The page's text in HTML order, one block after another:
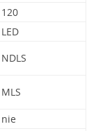
120
LED
NDLS
MLS
nie